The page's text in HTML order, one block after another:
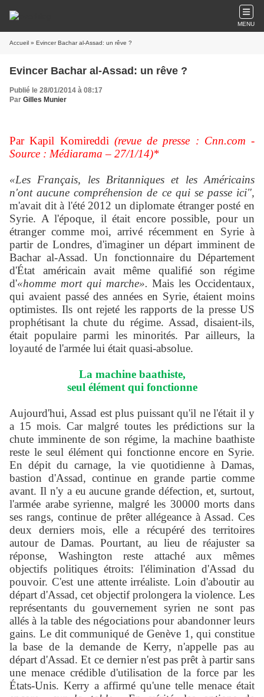
MENU
Accueil » Evincer Bachar al-Assad: un rêve ?
Evincer Bachar al-Assad: un rêve ?
Publié le 28/01/2014 à 08:17
Par Gilles Munier
Par Kapil Komireddi (revue de presse : Cnn.com -
Source : Médiarama – 27/1/14)*
«Les Français, les Britanniques et les Américains
n'ont aucune compréhension de ce qui se passe ici",
m'avait dit à l'été 2012 un diplomate étranger posté en
Syrie. A l'époque, il était encore possible, pour un
étranger comme moi, arrivé récemment en Syrie à
partir de Londres, d'imaginer un départ imminent de
Bachar al-Assad. Un fonctionnaire du Département
d'État américain avait même qualifié son régime
d'«homme mort qui marche». Mais les Occidentaux,
qui avaient passé des années en Syrie, étaient moins
optimistes. Ils ont rejeté les rapports de la presse US
prophétisant la chute du régime. Assad, disaient-ils,
était populaire parmi les minorités. Par ailleurs, la
loyauté de l'armée lui était quasi-absolue.
La machine baathiste,
seul élément qui fonctionne
Aujourd'hui, Assad est plus puissant qu'il ne l'était il y
a 15 mois. Car malgré toutes les prédictions sur la
chute imminente de son régime, la machine baathiste
reste le seul élément qui fonctionne encore en Syrie.
En dépit du carnage, la vie quotidienne à Damas,
bastion d'Assad, continue en grande partie comme
avant. Il n'y a eu aucune grande défection, et, surtout,
l'armée arabe syrienne, malgré les 30000 morts dans
ses rangs, continue de prêter allégeance à Assad. Ces
deux derniers mois, elle a récupéré des territoires
autour de Damas. Pourtant, au lieu de réajuster sa
réponse, Washington reste attaché aux mêmes
objectifs politiques étroits: l'élimination d'Assad du
pouvoir. C'est une attente irréaliste. Loin d'aboutir au
départ d'Assad, cet objectif prolongera la violence. Les
représentants du gouvernement syrien ne sont pas
allés à la table des négociations pour abandonner leurs
gains. Le dit communiqué de Genève 1, qui constitue
la base de la demande de Kerry, n'appelle pas au
départ d'Assad. Et ce dernier n'est pas prêt à partir sans
une menace crédible d'utilisation de la force par les
États-Unis. Kerry a affirmé qu'une telle menace était